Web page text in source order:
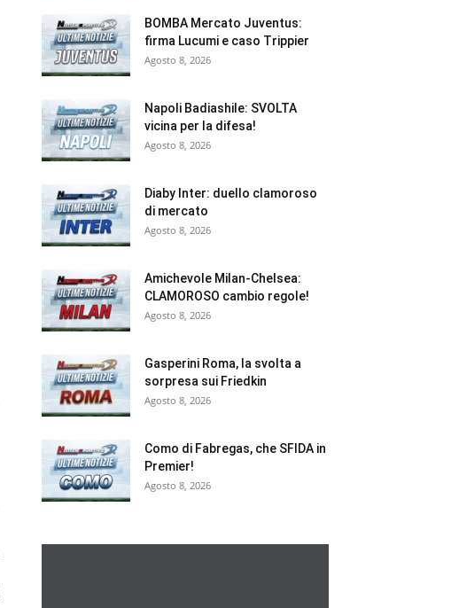
BOMBA Mercato Juventus:
firma Lucumi e caso Trippier
Agosto 8, 2026
Napoli Badiashile: SVOLTA
vicina per la difesa!
Agosto 8, 2026
Diaby Inter: duello clamoroso
di mercato
Agosto 8, 2026
Amichevole Milan-Chelsea:
CLAMOROSO cambio regole!
Agosto 8, 2026
Gasperini Roma, la svolta a
sorpresa sui Friedkin
Agosto 8, 2026
Como di Fabregas, che SFIDA in
Premier!
Agosto 8, 2026